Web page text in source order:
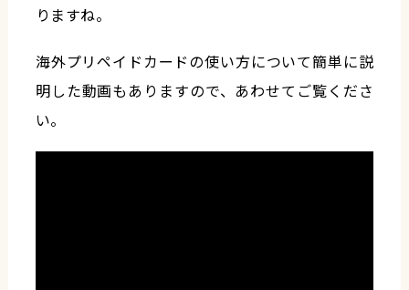
りますね。
海外プリペイドカードの使い方について簡単に説
明した動画もありますので、あわせてご覧くださ
い。